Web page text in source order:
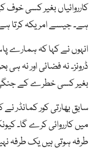
کارروائیاں بغیر کسی خوف
ہے۔ جیسے امریکہ کرتا
انہوں نے کہا کہ ہمارے
ڈرونز۔ نہ فضائی اور نہ
بغیر کسی خطرے کے جنگی
سابق بھارتی کور کمانڈر
میں کارروائی کرے گا۔
طرفہ ہوتی ہیں یک طرفہ